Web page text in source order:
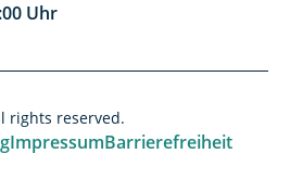
Uhr
rights reserved.
ImpressumBarrierefreiheit